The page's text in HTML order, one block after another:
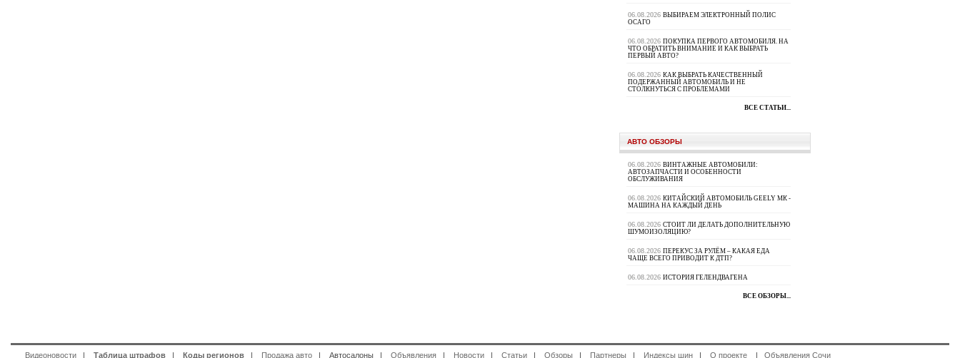
06.08.2026 ВЫБИРАЕМ ЭЛЕКТРОННЫЙ ПОЛИС
ОСАГО
06.08.2026 ПОКУПКА ПЕРВОГО АВТОМОБИЛЯ. НА
ЧТО ОБРАТИТЬ ВНИМАНИЕ И КАК ВЫБРАТЬ
ПЕРВЫЙ АВТО?
06.08.2026 КАК ВЫБРАТЬ КАЧЕСТВЕННЫЙ
ПОДЕРЖАННЫЙ АВТОМОБИЛЬ И НЕ
СТОЛКНУТЬСЯ С ПРОБЛЕМАМИ
ВСЕ СТАТЬИ...
АВТО ОБЗОРЫ
06.08.2026 ВИНТАЖНЫЕ АВТОМОБИЛИ:
АВТОЗАПЧАСТИ И ОСОБЕННОСТИ
ОБСЛУЖИВАНИЯ
06.08.2026 КИТАЙСКИЙ АВТОМОБИЛЬ GEELY МК -
МАШИНА НА КАЖДЫЙ ДЕНЬ
06.08.2026 СТОИТ ЛИ ДЕЛАТЬ ДОПОЛНИТЕЛЬНУЮ
ШУМОИЗОЛЯЦИЮ?
06.08.2026 ПЕРЕКУС ЗА РУЛЁМ – КАКАЯ ЕДА
ЧАЩЕ ВСЕГО ПРИВОДИТ К ДТП?
06.08.2026 ИСТОРИЯ ГЕЛЕНДВАГЕНА
ВСЕ ОБЗОРЫ...
Видеоновости | Таблица штрафов | Коды регионов | Продажа авто | Автосалоны | Объявления | Новости | Статьи | Обзоры | Партнеры | Индексы шин | О проекте | Объявления Сочи